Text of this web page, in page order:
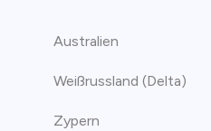
Australien
Weißrussland (Delta)
Zypern